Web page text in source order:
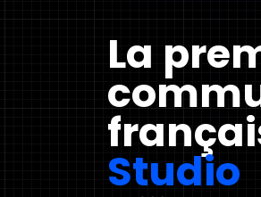
La
Studio